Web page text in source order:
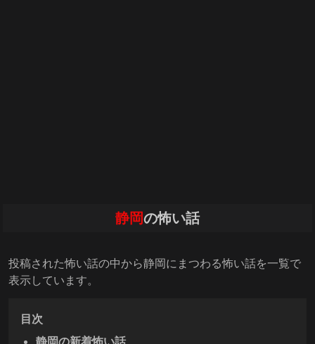
静岡の怖い話
投稿された怖い話の中から静岡にまつわる怖い話を一覧で
表示しています。
目次
静岡の新着怖い話